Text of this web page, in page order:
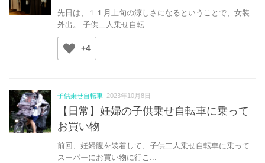
先日は、１１月上旬の涼しさになるということで、女装
外出。 子供二人乗せ自転...
+4
子供乗せ自転車 2023年10月8日
【日常】妊婦の子供乗せ自転車に乗って
お買い物
前回、妊婦腹を装着して、子供二人乗せ自転車に乗って
スーパーにお買い物に行こ...